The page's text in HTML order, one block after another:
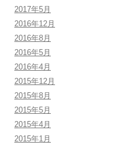
2017年5月
2016年12月
2016年8月
2016年5月
2016年4月
2015年12月
2015年8月
2015年5月
2015年4月
2015年1月